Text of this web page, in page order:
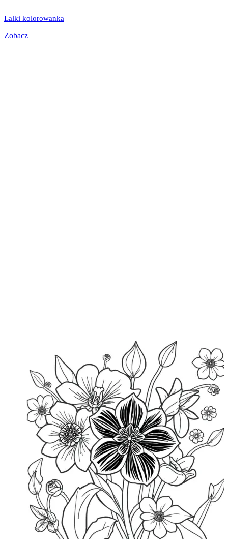
Lalki kolorowanka
Zobacz